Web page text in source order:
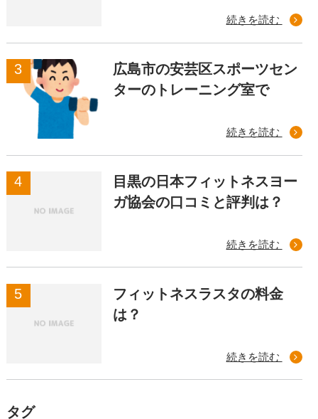
続きを読む
広島市の安芸区スポーツセン
ターのトレーニング室で
続きを読む
目黒の日本フィットネスヨー
ガ協会の口コミと評判は？
続きを読む
フィットネスラスタの料金
は？
続きを読む
タグ